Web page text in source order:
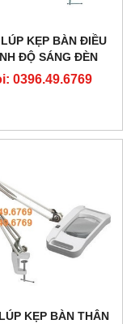
KẸP BÀN ĐIỀU
ĐỘ SÁNG ĐÈN
8066D2 LED
0396.49.6769
KẸP BÀN THÂN